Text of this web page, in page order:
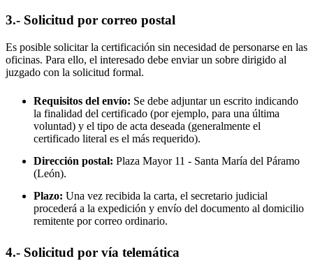
3.- Solicitud por correo postal
Es posible solicitar la certificación sin necesidad de personarse en las
oficinas. Para ello, el interesado debe enviar un sobre dirigido al
juzgado con la solicitud formal.
Requisitos del envío: Se debe adjuntar un escrito indicando
la finalidad del certificado (por ejemplo, para una última
voluntad) y el tipo de acta deseada (generalmente el
certificado literal es el más requerido).
Dirección postal: Plaza Mayor 11 - Santa María del Páramo
(León).
Plazo: Una vez recibida la carta, el secretario judicial
procederá a la expedición y envío del documento al domicilio
remitente por correo ordinario.
4.- Solicitud por vía telemática